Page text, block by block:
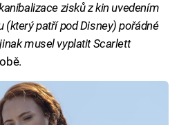
zisků z kin uvedením
(který patří pod Disney) pořádné
musel vyplatit Scarlett